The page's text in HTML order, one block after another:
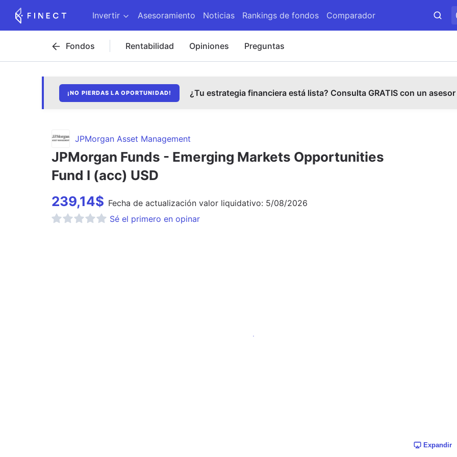
Invertir Asesoramiento Noticias Rankings de fondos Comparador
Fondos Rentabilidad Opiniones Preguntas
¡NO PIERDAS LA OPORTUNIDAD! ¿Tu estrategia financiera está lista? Consulta GRATIS con un
JPMorgan Asset Management
JPMorgan Funds - Emerging Markets Opportunities
Fund I (acc) USD
239,14$ Fecha de actualización valor liquidativo: 5/08/2026
Sé el primero en opinar
Expandir